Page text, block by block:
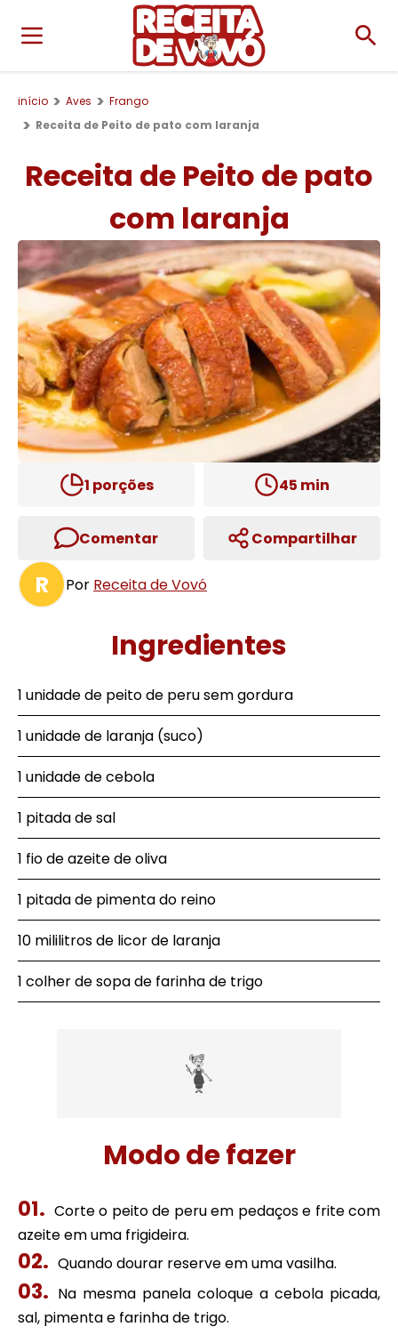
início Aves
Frango
Receita de Peito de pato com laranja
Receita de Peito de pato
com laranja
1 porções 45 min
Comentar Compartilhar
R Por Receita de Vovó
Ingredientes
1 unidade de peito de peru sem gordura
1 unidade de laranja (suco)
1 unidade de cebola
1 pitada de sal
1 fio de azeite de oliva
1 pitada de pimenta do reino
10 mililitros de licor de laranja
1 colher de sopa de farinha de trigo
Modo de fazer
Corte o peito de peru em pedaços e frite com
azeite em uma frigideira.
Quando dourar reserve em uma vasilha.
Na mesma panela coloque a cebola picada,
sal, pimenta e farinha de trigo.